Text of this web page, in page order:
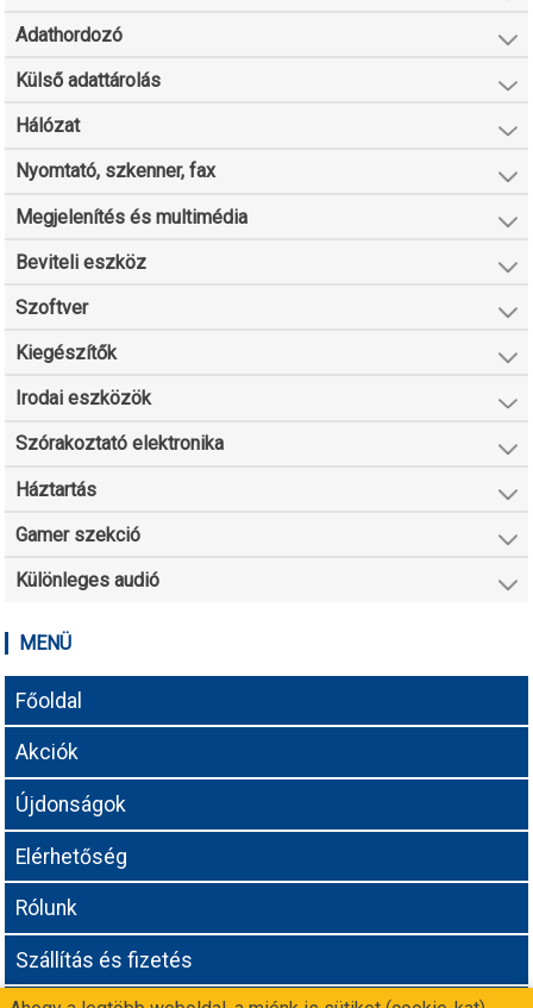
Adathordozó
Külső adattárolás
Hálózat
Nyomtató, szkenner, fax
Megjelenítés és multimédia
Beviteli eszköz
Szoftver
Kiegészítők
Irodai eszközök
Szórakoztató elektronika
Háztartás
Gamer szekció
Különleges audió
MENÜ
Főoldal
Akciók
Újdonságok
Elérhetőség
Rólunk
Szállítás és fizetés